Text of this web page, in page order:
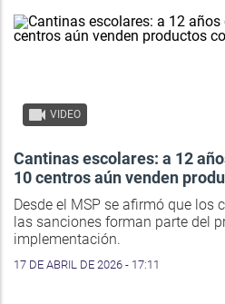
VIDEO
Cantinas escolares: a 12
10 centros aún venden
Desde el MSP se afirmó que los
las sanciones forman parte del
implementación.
17 DE ABRIL DE 2026 - 17:11